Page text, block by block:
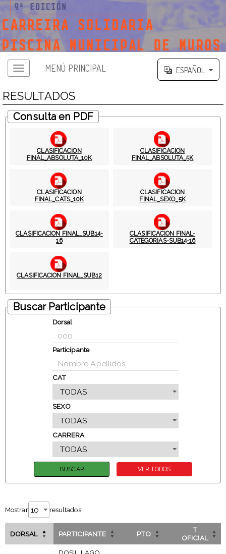
MENÚ PRINCIPAL ESPAÑOL
RESULTADOS
Consulta en PDF
CLASIFICACION
FINAL_ABSOLUTA_10K
CLASIFICACION
FINAL_ABSOLUTA_5K
CLASIFICACION
FINAL_CATS_10K
CLASIFICACION
FINAL_SEXO_5K
CLASIFICACION FINAL_SUB14-
16
CLASIFICACION FINAL-
CATEGORIAS-SUB14-16
CLASIFICACION FINAL_SUB12
Buscar Participante
Dorsal
Participante
CAT
SEXO
CARRERA
Mostrar resultados
DORSAL PARTICIPANTE PTO
T
OFICIAL